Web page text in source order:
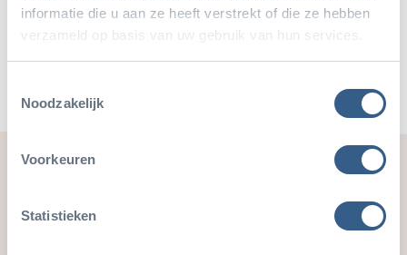
informatie die u aan ze heeft verstrekt of die ze hebben
verzameld op basis van uw gebruik van hun services.
Noodzakelijk
Voorkeuren
Statistieken
Deel op TwitterDeel op Facebook
Deel op WhatsApp
Kopieer link